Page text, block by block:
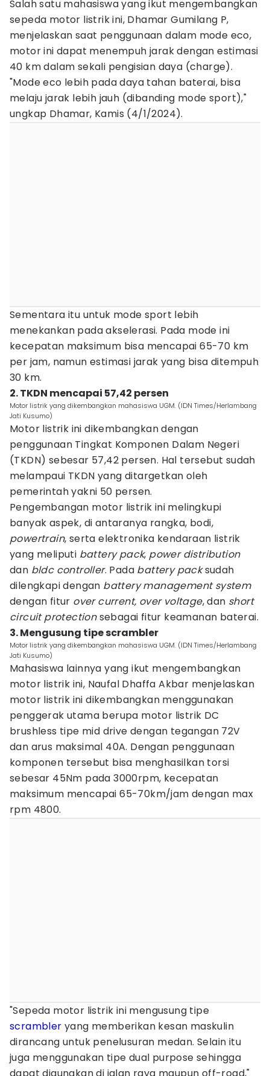
Salah satu mahasiswa yang ikut mengembangkan
sepeda motor listrik ini, Dhamar Gumilang P,
menjelaskan saat penggunaan dalam mode eco,
motor ini dapat menempuh jarak dengan estimasi
40 km dalam sekali pengisian daya (charge).
"Mode eco lebih pada daya tahan baterai, bisa
melaju jarak lebih jauh (dibanding mode sport),"
ungkap Dhamar, Kamis (4/1/2024).
Sementara itu untuk mode sport lebih
menekankan pada akselerasi. Pada mode ini
kecepatan maksimum bisa mencapai 65-70 km
per jam, namun estimasi jarak yang bisa ditempuh
30 km.
2. TKDN mencapai 57,42 persen
Motor listrik yang dikembangkan mahasiswa UGM. (IDN Times/Herlambang
Jati Kusumo)
Motor listrik ini dikembangkan dengan
penggunaan Tingkat Komponen Dalam Negeri
(TKDN) sebesar 57,42 persen. Hal tersebut sudah
melampaui TKDN yang ditargetkan oleh
pemerintah yakni 50 persen.
Pengembangan motor listrik ini melingkupi
banyak aspek, di antaranya rangka, bodi,
powertrain, serta elektronika kendaraan listrik
yang meliputi battery pack, power distribution
dan bldc controller. Pada battery packsudah
dilengkapi dengan battery management system
dengan fitur over current, over voltage, dan short
circuit protectionsebagai fitur keamanan baterai.
3. Mengusung tipe scrambler
Motor listrik yang dikembangkan mahasiswa UGM. (IDN Times/Herlambang
Jati Kusumo)
Mahasiswa lainnya yang ikut mengembangkan
motor listrik ini, Naufal Dhaffa Akbar menjelaskan
motor listrik ini dikembangkan menggunakan
penggerak utama berupa motor listrik DC
brushless tipe mid drive dengan tegangan 72V
dan arus maksimal 40A. Dengan penggunaan
komponen tersebut bisa menghasilkan torsi
sebesar 45Nm pada 3000rpm, kecepatan
maksimum mencapai 65-70km/jam dengan max
rpm 4800.
"Sepeda motor listrik ini mengusung tipe
scrambler yang memberikan kesan maskulin
dirancang untuk penelusuran medan. Selain itu
juga menggunakan tipe dual purpose sehingga